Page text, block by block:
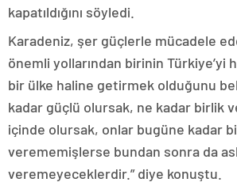
kapatıldığını söyledi.
Karadeniz, şer güçlerle mücadele
önemli yollarından birinin Türkiye’yi
bir ülke haline getirmek olduğunu
kadar güçlü olursak, ne kadar birlik
içinde olursak, onlar bugüne kadar
verememişlerse bundan sonra da
veremeyeceklerdir.” diye konuştu.